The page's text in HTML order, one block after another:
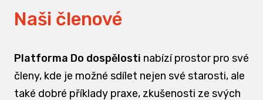
Naši členové
Platforma Do dospělosti nabízí prostor pro své
členy, kde je možné sdílet nejen své starosti, ale
také dobré příklady praxe, zkušenosti ze svých